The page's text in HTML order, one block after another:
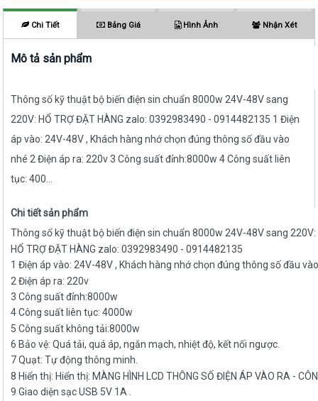
Chi Tiết Bảng Giá Hình Ảnh Nhận Xét
Mô tả sản phẩm
Thông số kỹ thuật bộ biến điện sin chuẩn 8000w 24V-48V sang
220V: HỔ TRỢ ĐẶT HÀNG zalo: 0392983490 - 0914482135 1 Điện
áp vào: 24V-48V , Khách hàng nhớ chọn đúng thông số đầu vào
nhé 2 Điện áp ra: 220v 3 Công suất đỉnh:8000w 4 Công suất liên
tục: 400...
Chi tiết sản phẩm
Thông số kỹ thuật bộ biến điện sin chuẩn 8000w 24V-48V sang 220V:
HỔ TRỢ ĐẶT HÀNG zalo: 0392983490 - 0914482135
1 Điện áp vào: 24V-48V , Khách hàng nhớ chọn đúng thông số đầu
2 Điện áp ra: 220v
3 Công suất đỉnh:8000w
4 Công suất liên tục: 4000w
5 Công suất không tải:8000w
6 Bảo vệ: Quá tải, quá áp, ngắn mạch, nhiệt độ, kết nối ngược.
7 Quạt: Tự động thông minh.
8 Hiển thị: Hiển thị: MÀNG HÌNH LCD THÔNG SỐ ĐIỆN ÁP VÀO RA -
9 Giao diện sạc USB 5V 1A .